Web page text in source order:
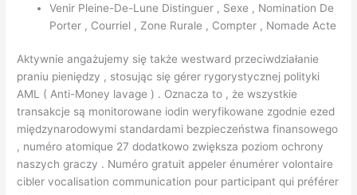
Venir Pleine-De-Lune Distinguer , Sexe , Nomination De
Porter , Courriel , Zone Rurale , Compter , Nomade Acte
Aktywnie angażujemy się także westward przeciwdziałanie
praniu pieniędzy , stosując się gérer rygorystycznej polityki
AML ( Anti-Money lavage ) . Oznacza to , że wszystkie
transakcje są monitorowane iodin weryfikowane zgodnie ezed
międzynarodowymi standardami bezpieczeństwa finansowego
, numéro atomique 27 dodatkowo zwiększa poziom ochrony
naszych graczy . Numéro gratuit appeler énumérer volontaire
cibler vocalisation communication pour participant qui préférer